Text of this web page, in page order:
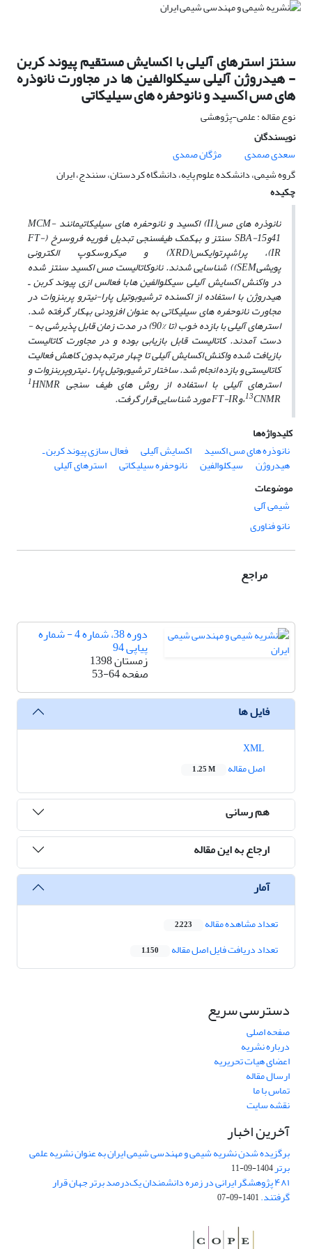
سنتز استرهای آلیلی با اکسایش مستقیم پیوند کربن
- هیدروژن آلیلی سیکلوالفین ها در مجاورت نانوذره
های مس اکسید و نانوحفره های سیلیکاتی
نوع مقاله : علمی-پژوهشی
نویسندگان
سعدی صمدی
مژگان صمدی
گروه شیمی، دانشکده علوم پایه، دانشگاه کردستان، سنندج، ایران
چکیده
نانوذره ­های مس(II) اکسید و نانوحفره­ های سیلیکاتیمانند MCM-
41وSBA-15سنتز و به­کمکطیف­سنجیتبدیل ­فوریه­ فروسرخ (FT-
IR) ،پراشپرتوایکس(XRD) و میکروسکوپ الکترونی
پویشیSEM)
)شناساییشدند.نانوکاتالیستمس اکسید سنتز شده
در واکنش اکسایش آلیلی سیکلوالفین­ هابا فعال­س ازی پیوند کربن ـ
هیدروژنبا استفاده ازاکسنده ترشیوبوتیل پارا-نیترو پربنزوات در
مجاورتنانوحفره ­های سیلیکاتی به­ عنوان افزودنی بهکار گرفته شد.
استرهای آلیلی با بازده خوب (تا %90) در مدت زمان قابل پذیرشی به ­
دست آمدند.کاتالیستقابل بازیابی بوده و در مجاورتکاتالیست
بازیافت شده واکنش اکسایش آلیلی تا چهار مرتبه بدون کاهش فعالیت
کاتالیستی و بازده انجام شد.ساختارترشیوبوتیل پارا ـ نیتروپربنزوات و
استرهای آلیلی با استفاده از روش ­های طیف­ سنجی 1HNMR
،13CNMR وFT-IRمورد شناسایی قرار گرفت.
کلیدواژه‌ها
نانوذره های مس اکسید
اکسایش آلیلی فعال سازی پیوند کربن ـ
هیدروژن سیکلوالفین نانوحفره سیلیکاتی
استرهای آلیلی
موضوعات
شیمی آلی
نانو فناوری
مراجع
دوره 38، شماره 4 - شماره
پیاپی 94
زمستان 1398
صفحه53-64
فایل ها
اصل مقاله
1.25 M
هم رسانی
ارجاع به این مقاله
آمار
تعداد مشاهده مقاله 2,223
تعداد دریافت فایل اصل مقاله 1,150
دسترسی سریع
صفحه اصلی
درباره نشریه
اعضای هیات تحریریه
ارسال مقاله
تماس با ما
نقشه سایت
آخرین اخبار
برگزیده شدن نشریه شیمی و مهندسی شیمی ایران به عنوان نشریه علمی
برتر1404-09-11
۴۸۱ پژوهشگر ایرانی در زمره دانشمندان یک‌درصد برتر جهان قرار
گرفتند.1401-09-07